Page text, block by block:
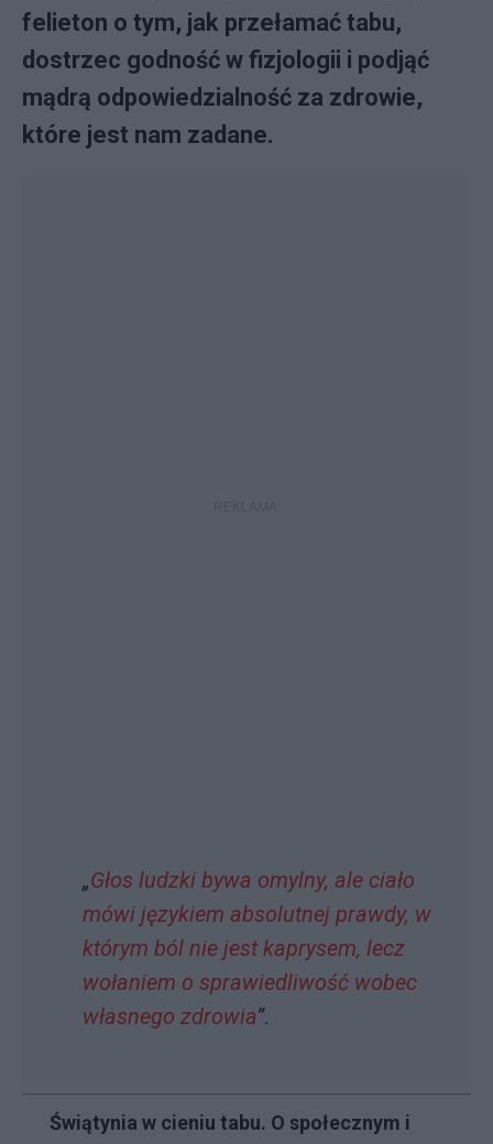
felieton o tym, jak przełamać tabu,
dostrzec godność w fizjologii i podjąć
mądrą odpowiedzialność za zdrowie,
które jest nam zadane.
„Głos ludzki bywa omylny, ale ciało
mówi językiem absolutnej prawdy, w
którym ból nie jest kaprysem, lecz
wołaniem o sprawiedliwość wobec
własnego zdrowia”.
Świątynia w cieniu tabu. O społecznym i